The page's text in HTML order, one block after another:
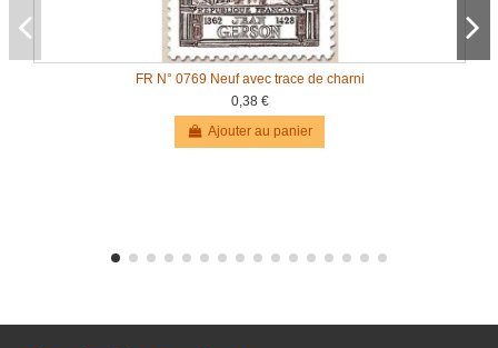
FR N° 0769 Neuf avec trace de charni
0,38 €
Ajouter au panier